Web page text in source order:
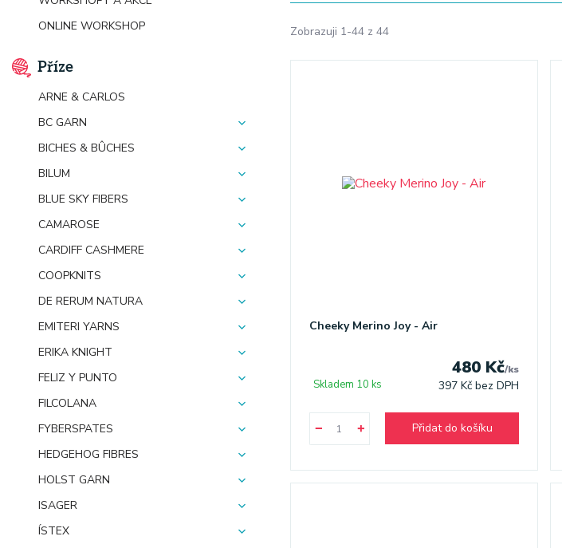
ONLINE WORKSHOP
Příze
ARNE & CARLOS
BC GARN
BICHES & BÛCHES
BILUM
BLUE SKY FIBERS
CAMAROSE
CARDIFF CASHMERE
COOPKNITS
DE RERUM NATURA
EMITERI YARNS
ERIKA KNIGHT
FELIZ Y PUNTO
FILCOLANA
FYBERSPATES
HEDGEHOG FIBRES
HOLST GARN
ISAGER
ÍSTEX
Zobrazuji 1-44 z 44
Cheeky Merino Joy - Air
480 Kč/ks
397 Kčbez DPH
Skladem 10 ks
Přidat do košíku